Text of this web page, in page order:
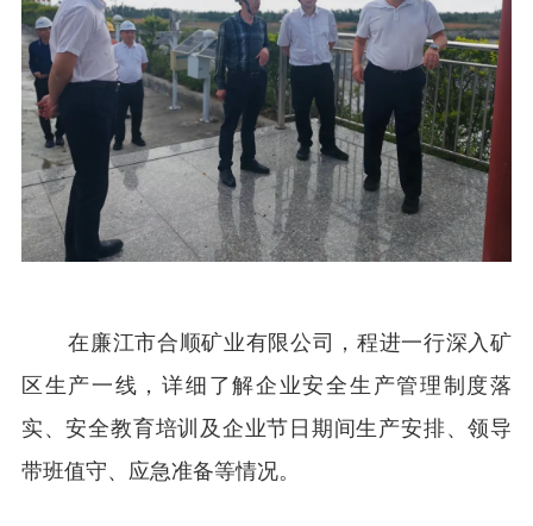
在廉江市合顺矿业有限公司，程进一行深入矿
区生产一线，详细了解企业安全生产管理制度落
实、安全教育培训及企业节日期间生产安排、领导
带班值守、应急准备等情况。